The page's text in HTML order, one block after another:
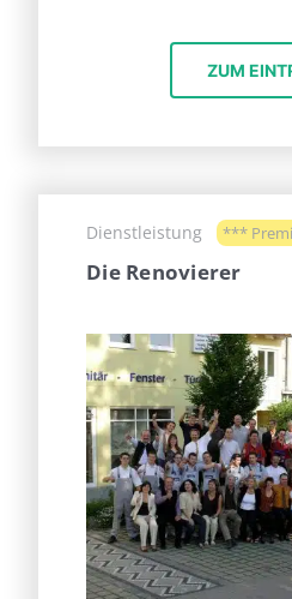
ZUM
Dienstleistung ***
Die Renovierer